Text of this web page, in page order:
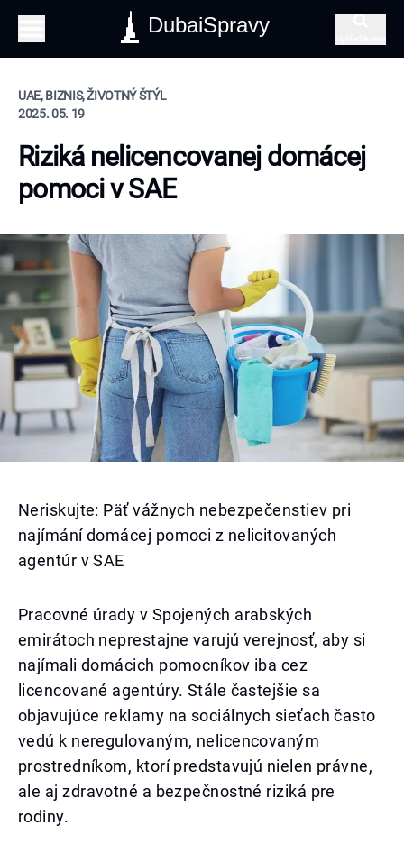
DubaiSpravy
UAE, BIZNIS, ŽIVOTNÝ ŠTÝL
2025. 05. 19
Riziká nelicencovanej domácej
pomoci v SAE
Neriskujte: Päť vážnych nebezpečenstiev pri
najímání domácej pomoci z nelicitovaných
agentúr v SAE
Pracovné úrady v Spojených arabských
emirátoch neprestajne varujú verejnosť, aby si
najímali domácich pomocníkov iba cez
licencované agentúry. Stále častejšie sa
objavujúce reklamy na sociálnych sieťach často
vedú k neregulovaným, nelicencovaným
prostredníkom, ktorí predstavujú nielen právne,
ale aj zdravotné a bezpečnostné riziká pre
rodiny.